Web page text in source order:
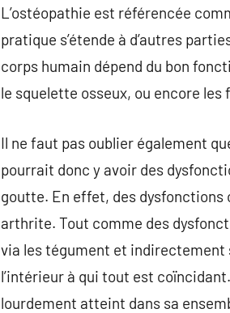
L’ostéopathie est référencée
pratique s’étende à d’autres
corps humain dépend du bon
le squelette osseux, ou encore les
Il ne faut pas oublier également
pourrait donc y avoir des
goutte. En effet, des
arthrite. Tout comme des
via les tégument et indirectement
l’intérieur à qui tout est
lourdement atteint dans sa